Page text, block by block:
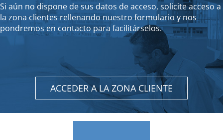
Si aún no dispone de sus datos de acceso, solicite acceso a
la zona clientes rellenando nuestro formulario y nos
pondremos en contacto para facilitárselos.
ACCEDER A LA ZONA CLIENTE